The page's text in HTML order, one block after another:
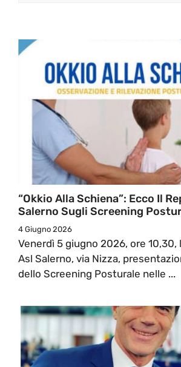
“Okkio Alla Schiena”: Ecco Il
Salerno Sugli Screening
4 Giugno 2026
Venerdì 5 giugno 2026, ore 10,30,
Asl Salerno, via Nizza,
dello Screening Posturale nelle ...